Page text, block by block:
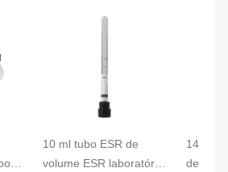
10 ml tubo ESR de
volume ESR laboratório
14
de